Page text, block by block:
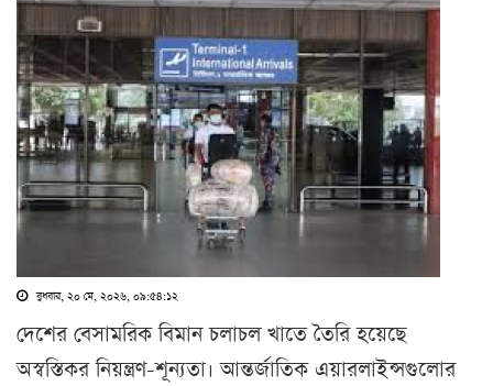
বুধবার, ২০ মে, ২০২৬, ০৯:৫৪:১২
দেশের বেসামরিক বিমান চলাচল খাতে তৈরি হয়েছে
অস্বস্তিকর নিয়ন্ত্রণ-শূন্যতা। আন্তর্জাতিক এয়ারলাইন্সগুলোর